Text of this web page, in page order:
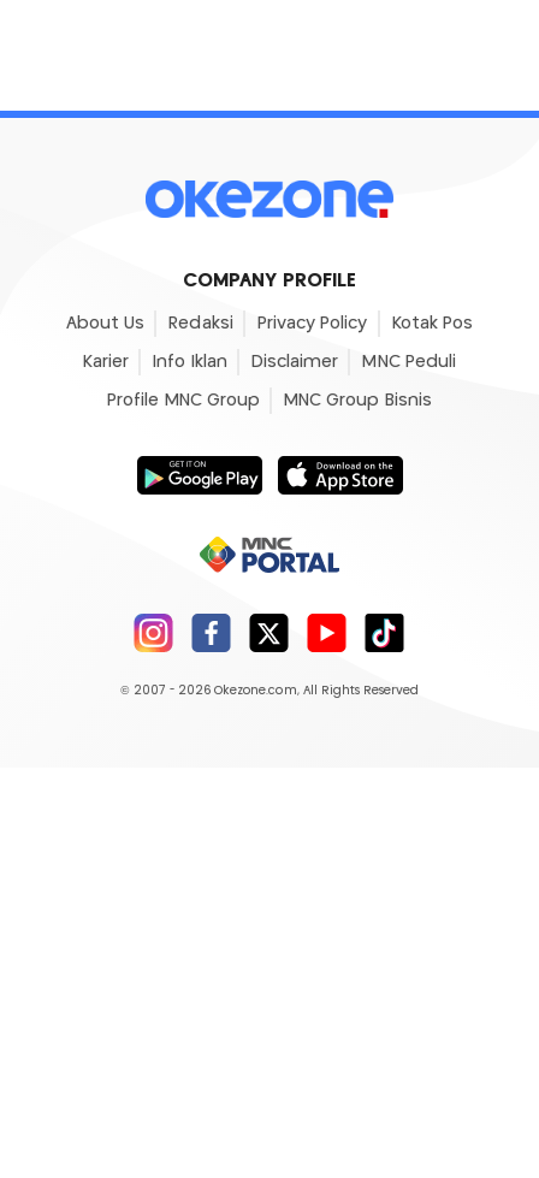
COMPANY PROFILE
About Us Redaksi Privacy Policy Kotak Pos
Karier Info Iklan Disclaimer MNC Peduli
Profile MNC Group MNC Group Bisnis
© 2007 - 2026 Okezone.com, All Rights Reserved